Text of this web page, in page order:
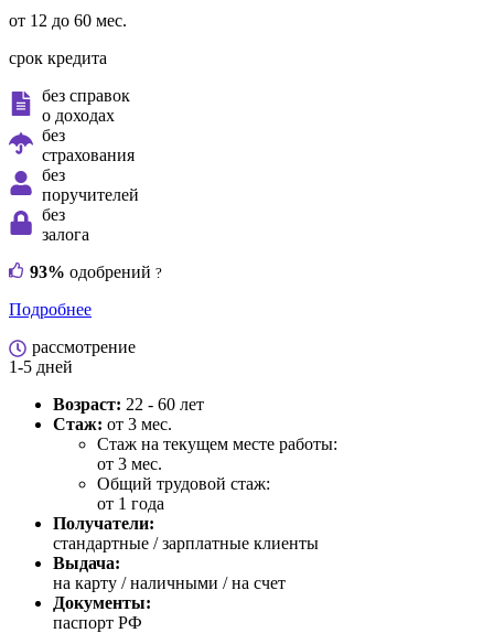
от 12 до 60 мес.
срок кредита
без справок
о доходах
без
страхования
без
поручителей
без
залога
93% одобрений ?
Подробнее
рассмотрение
1-5 дней
Возраст: 22 - 60 лет
Стаж: от 3 мес.
Стаж на текущем месте работы:
от 3 мес.
Общий трудовой стаж:
от 1 года
Получатели:
стандартные / зарплатные клиенты
Выдача:
на карту / наличными / на счет
Документы:
паспорт РФ